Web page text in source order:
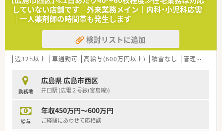
様々なテーマで健康セミナーを年間130回以上開催していま
す。
■医療事務との業務分担を行い、薬剤師の業務負担軽減を行って
います。
■近隣に店舗数が多く、フォロー体制も整っています。
■働き方改革に沿って、有給休暇消化が促進されています。
■残業については「サービス残業」はございません。
各店舗基本的に残業は少ないため、調剤併設店でも18時半～
は帰宅できる店舗がほとんどです。
※繁忙期等は科目によって残業が発生してしまう可能性はご
＜こんな方にもオススメ＞
勢を
一貫して持ち続けることが厚い信頼につながると考えていま
す。
■常に真心と礼儀を忘れず高い向上心とチャレンジ精神をもっ
て、医療の未来を切り拓き社会に貢献できる企業です。
■医療行政が取り組む「地域包括ケアシステム」などの医療制度
が大きく変化する中で、
■社員一人ひとりが医療機器サービスのプロとしての知識と自
覚を持ち、
万全の管理体制のもと医療の最前線を捉えた事業を展開してい
・・・こんな方を求めています・・・
していない店舗です｜外来業務メイン｜内科・小児科応需
｜一人薬剤師の時間帯も発生します
検討リストに追加
週32h以上 車通勤可 高給与(600万円以上) 積雪なし 管理薬剤師
勤務地
広島県 広島市西区
井口駅 (広電２号線(宮島線))
給与
年収450万円～600万円
ご経験にあわせて応相談